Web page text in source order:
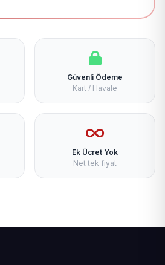
Güvenli Ödeme
Kart / Havale
Ek Ücret Yok
Net tek fiyat